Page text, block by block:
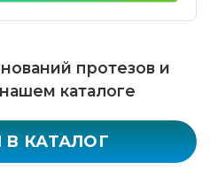
протезов и
каталоге
В КАТАЛОГ